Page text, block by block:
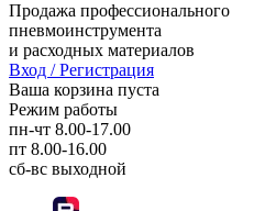
Продажа профессионального
пневмоинструмента
и расходных материалов
Вход / Регистрация
Ваша корзина пуста
Режим работы
пн-чт 8.00-17.00
пт 8.00-16.00
сб-вс выходной